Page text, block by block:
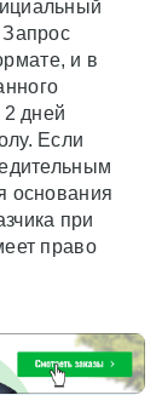
Запрос
и в
2 дней
Если
основания
при
право